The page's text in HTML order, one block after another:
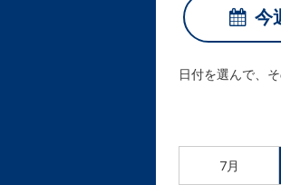
今
日付を選んで、
7月